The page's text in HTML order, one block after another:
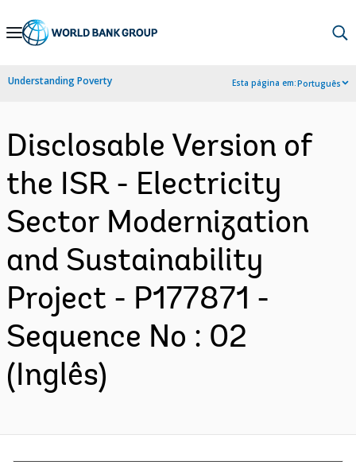
Skip
Navigation
Understanding Poverty Esta página em:Português
Disclosable Version of
the ISR - Electricity
Sector Modernization
and Sustainability
Project - P177871 -
Sequence No : 02
(Inglês)